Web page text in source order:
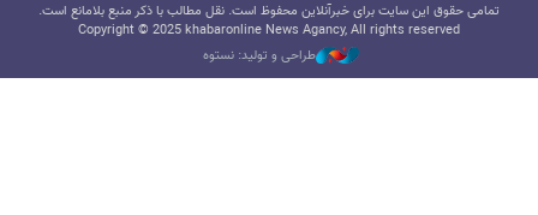
تمامی حقوق این سایت برای خبرآنلاین محفوظ است. نقل مطالب با ذکر منبع بلامانع است.
Copyright © 2025 khabaronline News Agancy, All rights reserved
طراحی و تولید: نستوه